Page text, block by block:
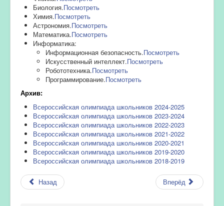
Биология.Посмотреть
Химия.Посмотреть
Астрономия.Посмотреть
Математика.Посмотреть
Информатика:
Информационная безопасность.Посмотреть
Искусственный интеллект.Посмотреть
Робототехника.Посмотреть
Программирование.Посмотреть
Архив:
Всероссийская олимпиада школьников 2024-2025
Всероссийская олимпиада школьников 2023-2024
Всероссийская олимпиада школьников 2022-2023
Всероссийская олимпиада школьников 2021-2022
Всероссийская олимпиада школьников 2020-2021
Всероссийская олимпиада школьников 2019-2020
Всероссийская олимпиада школьников 2018-2019
Назад Вперёд